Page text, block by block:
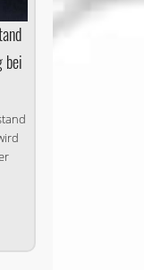
bei